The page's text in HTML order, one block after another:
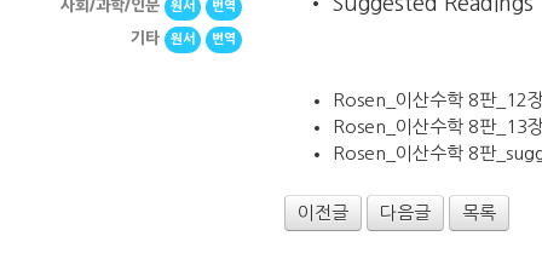
사회/과학/인문 원서 번역
기타 원서 번역
Rosen_이산수학 8판_12
Rosen_이산수학 8판_13
Rosen_이산수학 8판
이전글 다음글 목록